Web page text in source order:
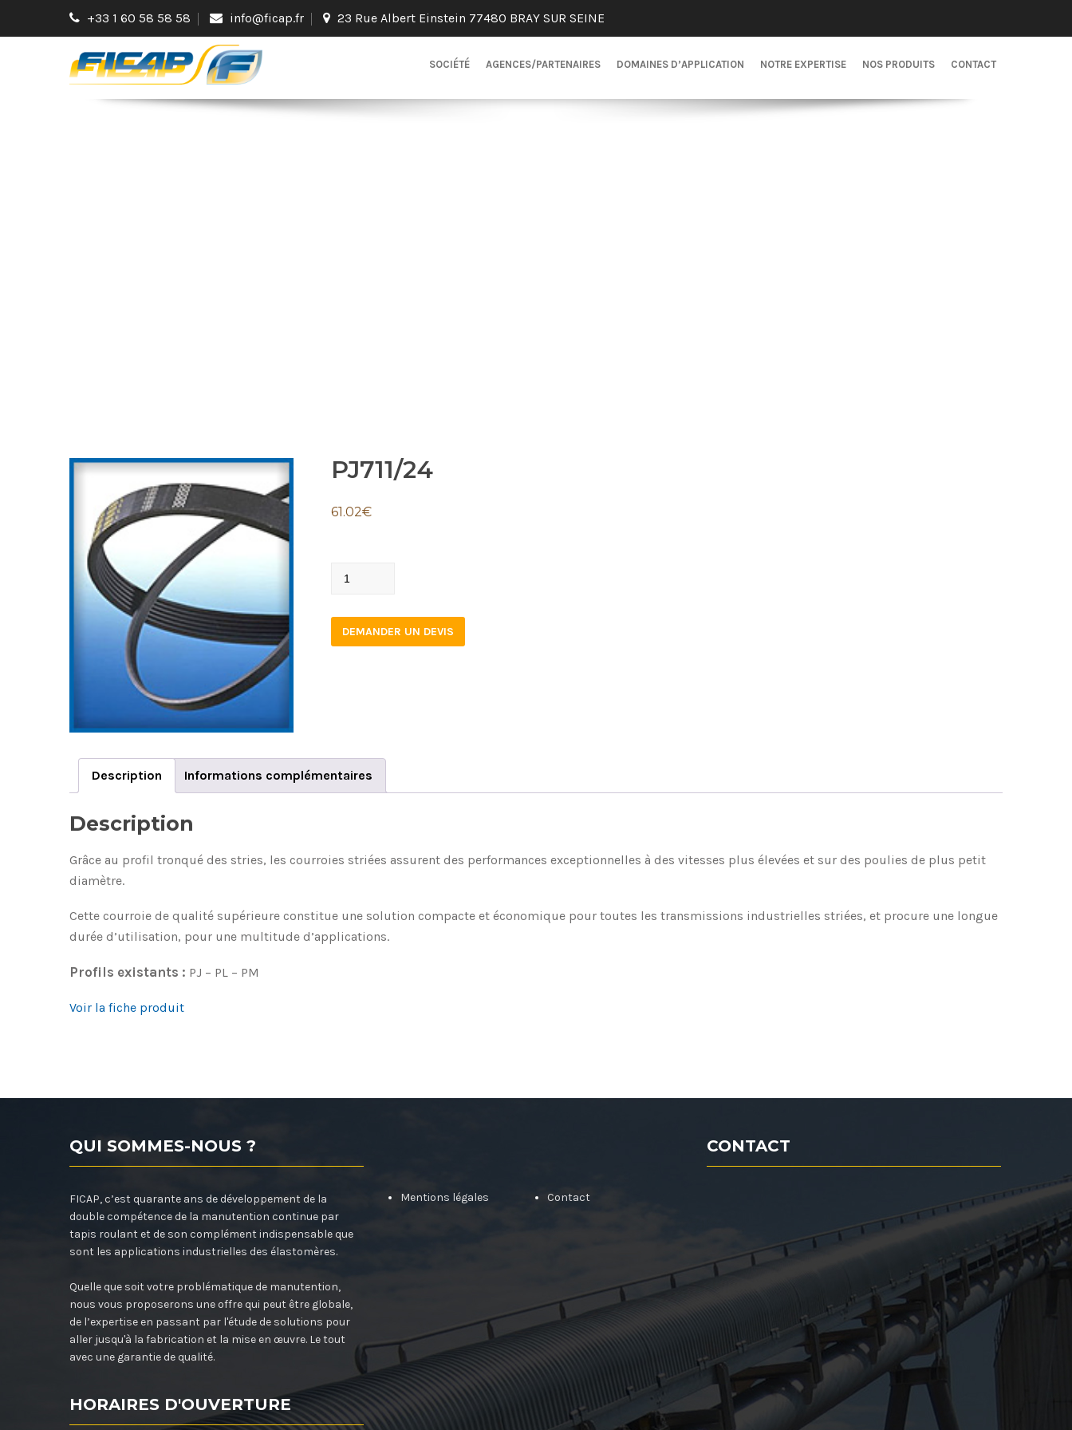
+33 1 60 58 58 58 info@ficap.fr 23 Rue Albert Einstein 77480 BRAY SUR SEINE
SOCIÉTÉ AGENCES/PARTENAIRES DOMAINES D’APPLICATION NOTRE EXPERTISE NOS PRODUITS CONTACT
PJ711/24
61.02€
PJ711/24
DEMANDER UN DEVIS
Description Informations complémentaires
Description
Grâce au profil tronqué des stries, les courroies striées assurent des performances exceptionnelles à des vitesses plus élevées et sur des poulies de plus petit
diamètre.
Cette courroie de qualité supérieure constitue une solution compacte et économique pour toutes les transmissions industrielles striées, et procure une longue
durée d’utilisation, pour une multitude d’applications.
Profils existants : PJ – PL – PM
Voir la fiche produit
QUI SOMMES-NOUS ?
FICAP, c’est quarante ans de développement de la
double compétence de la manutention continue par
tapis roulant et de son complément indispensable que
sont les applications industrielles des élastomères.
Quelle que soit votre problématique de manutention,
nous vous proposerons une offre qui peut être globale,
de l’expertise en passant par l'étude de solutions pour
aller jusqu'à la fabrication et la mise en œuvre. Le tout
avec une garantie de qualité.
HORAIRES D'OUVERTURE
Mentions légales Contact
CONTACT